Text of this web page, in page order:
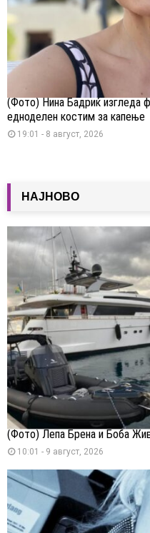
(Фото) Нина Бадриќ изгледа
едноделен костим за капење
19:01 - 8 август, 2026
НАЈНОВО
(Фото) Лепа Брена и Боба
10:01 - 9 август, 2026